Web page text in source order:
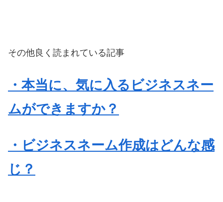
その他良く読まれている記事
・本当に、気に入るビジネスネー
ムができますか？
・ビジネスネーム作成はどんな感
じ？